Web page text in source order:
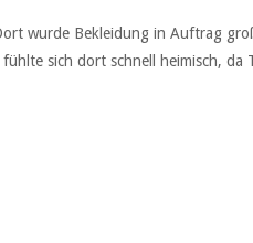
wurde Bekleidung in Auftrag
sich dort schnell heimisch, da